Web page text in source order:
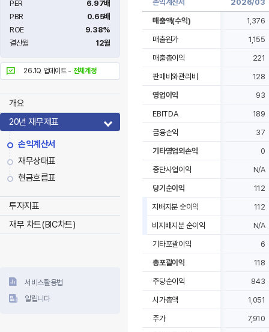
PER
6.97배
PBR
0.65배
ROE
9.38%
결산월
12월
26.1Q 업데이트 - 전체계정
개요
20년 재무제표
손익계산서
재무상태표
현금흐름표
투자지표
재무 차트(BIC차트)
서비스활용법
알립니다
손익계산서 2026/03
매출액(수익) 1,376
매출원가 1,155
매출총이익 221
판매비와관리비 128
영업이익 93
EBITDA 189
금융손익 37
기타영업외손익 0
중단사업이익 N/A
당기순이익 112
지배지분 순이익 112
비지배지분 순이익 N/A
기타포괄이익 6
총포괄이익 118
주당순이익 843
시가총액 1,051
주가 7,910